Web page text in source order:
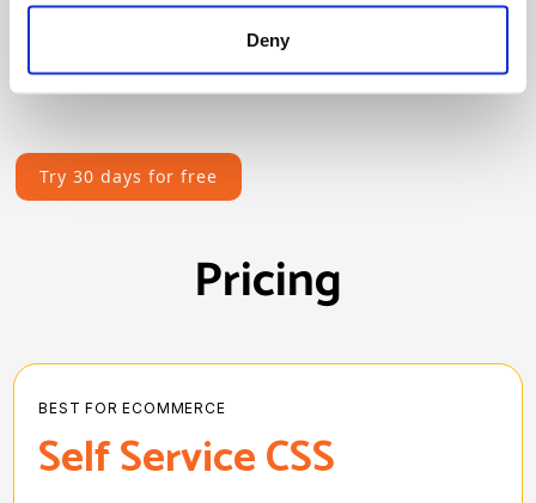
Deny
What changes:
Your bidding power increases by 25% instantly
Try 30 days for free
Pricing
BEST FOR ECOMMERCE
Self Service CSS